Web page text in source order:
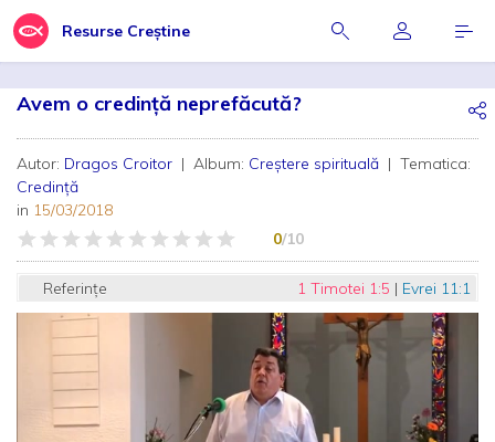
Resurse Creștine
Avem o credință neprefăcută?
Autor: Dragos Croitor | Album: Creștere spirituală | Tematica:
Credință
in 15/03/2018
0/10
Referințe 1 Timotei 1:5 | Evrei 11:1